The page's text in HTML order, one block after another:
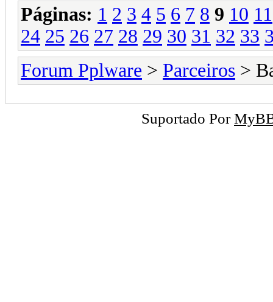
Páginas: 1 2 3 4 5 6 7 8 9 10 11
24 25 26 27 28 29 30 31 32 33
Forum Pplware > Parceiros >
Suportado Por